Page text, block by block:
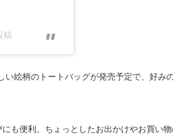
稿
い絵柄のトートバッグが発売予定で、好み
も便利。ちょっとしたお出かけやお買い